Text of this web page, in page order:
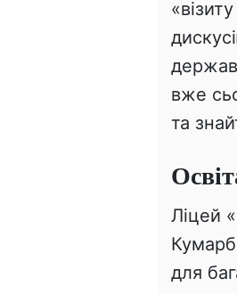
вже
та
Ліцей
для